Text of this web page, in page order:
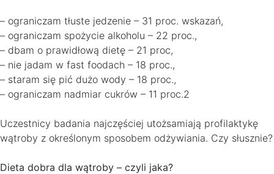
– ograniczam tłuste jedzenie – 31 proc. wskazań,
– ograniczam spożycie alkoholu – 22 proc.,
– dbam o prawidłową dietę – 21 proc,
– nie jadam w fast foodach – 18 proc.,
– staram się pić dużo wody – 18 proc.,
– ograniczam nadmiar cukrów – 11 proc.2
Uczestnicy badania najczęściej utożsamiają profilaktykę
wątroby z określonym sposobem odżywiania. Czy słusznie?
Dieta dobra dla wątroby – czyli jaka?